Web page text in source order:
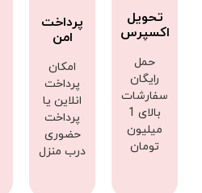
تحویل
اکسپرس
حمل
رایگان
سفارشات
بالای 1
میلیون
تومان
پرداخت
امن
امکان
پرداخت
انلاین یا
پرداخت
حضوری
درب منزل